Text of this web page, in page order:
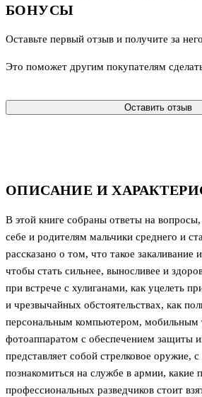
ОПИСАНИЕ И
В этой книге собраны ответы на
себе и родителям мальчики среднего и
рассказано о том, что такое закаливание
чтобы стать сильнее, выносливее и
при встрече с хулиганами, как уцелеть
и чрезвычайных обстоятельствах, как
персональным компьютером, мобильным
фотоаппаратом с обеспечением защиты
представляет собой стрелковое оружие,
познакомиться на службе в армии, какие
профессиональных разведчиков стоит
БОНУСЫ
Оставьте первый отзыв и получите за
Это поможет другим покупателям
Оставить отзыв